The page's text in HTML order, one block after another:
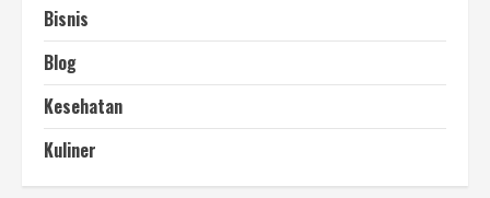
Bisnis
Blog
Kesehatan
Kuliner